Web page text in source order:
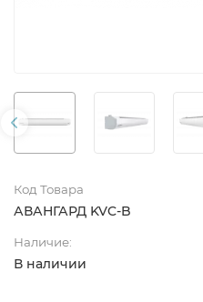
Код Товара
АВАНГАРД KVC-B
Наличие:
В наличии